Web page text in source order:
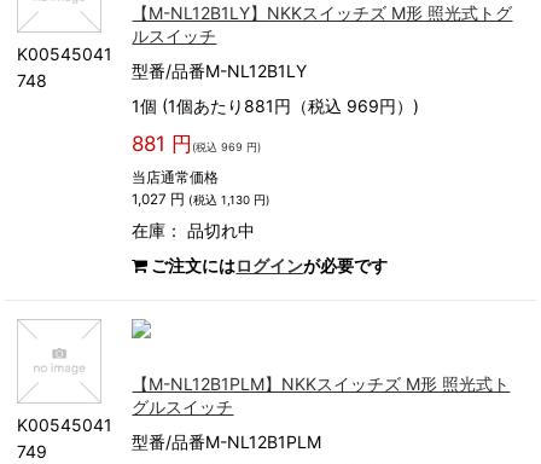
K00545041
748
【M-NL12B1LY】NKKスイッチズ M形 照光式トグ
ルスイッチ
型番/品番M-NL12B1LY
1個 (1個あたり881円（税込 969円）)
881 円 (税込 969 円)
当店通常価格
1,027 円 (税込 1,130 円)
在庫：品切れ中
ご注文にはログインが必要です
K00545041
749
【M-NL12B1PLM】NKKスイッチズ M形 照光式ト
グルスイッチ
型番/品番M-NL12B1PLM